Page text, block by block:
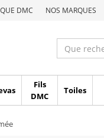
DMC NOS MARQUES
Fils
DMC
Toiles